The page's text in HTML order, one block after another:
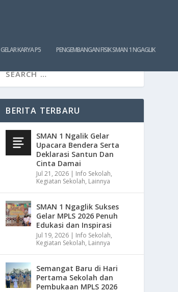
GELAR KARYA P5 PENGEMBANGAN FISIK SMAN 1 NGAGLIK
BERITA TERBARU
SMAN 1 Ngalik Gelar
Upacara Bendera Serta
Deklarasi Santun Dan
Cinta Damai
Jul 21, 2026 | Info Sekolah,
Kegiatan Sekolah, Lainnya
SMAN 1 Ngaglik Sukses
Gelar MPLS 2026 Penuh
Edukasi dan Inspirasi
Jul 19, 2026 | Info Sekolah,
Kegiatan Sekolah, Lainnya
Semangat Baru di Hari
Pertama Sekolah dan
Pembukaan MPLS 2026